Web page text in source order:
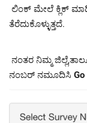
ಲಿಂಕ್ ಮೇಲೆ ಕ್ಲಿಕ್
ತೆರೆದುಕೊಳ್ಳುತ್ತದೆ.
ನಂತರ ನಿಮ್ಮ
ನಂಬರ್ ನಮೂದಿಸಿ Go